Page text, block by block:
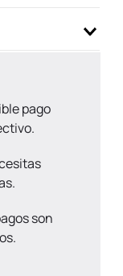
pago
son